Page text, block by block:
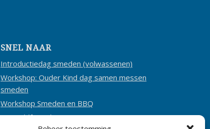
SNEL NAAR
Introductiedag smeden (volwassenen)
Workshop: Ouder Kind dag samen messen
smeden
Workshop Smeden en BBQ
Aanmeldformulier